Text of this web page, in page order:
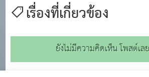
เรื่องที่เกี่ยวข้อง
ยังไม่มีความคิดเห็น โพสต์เ